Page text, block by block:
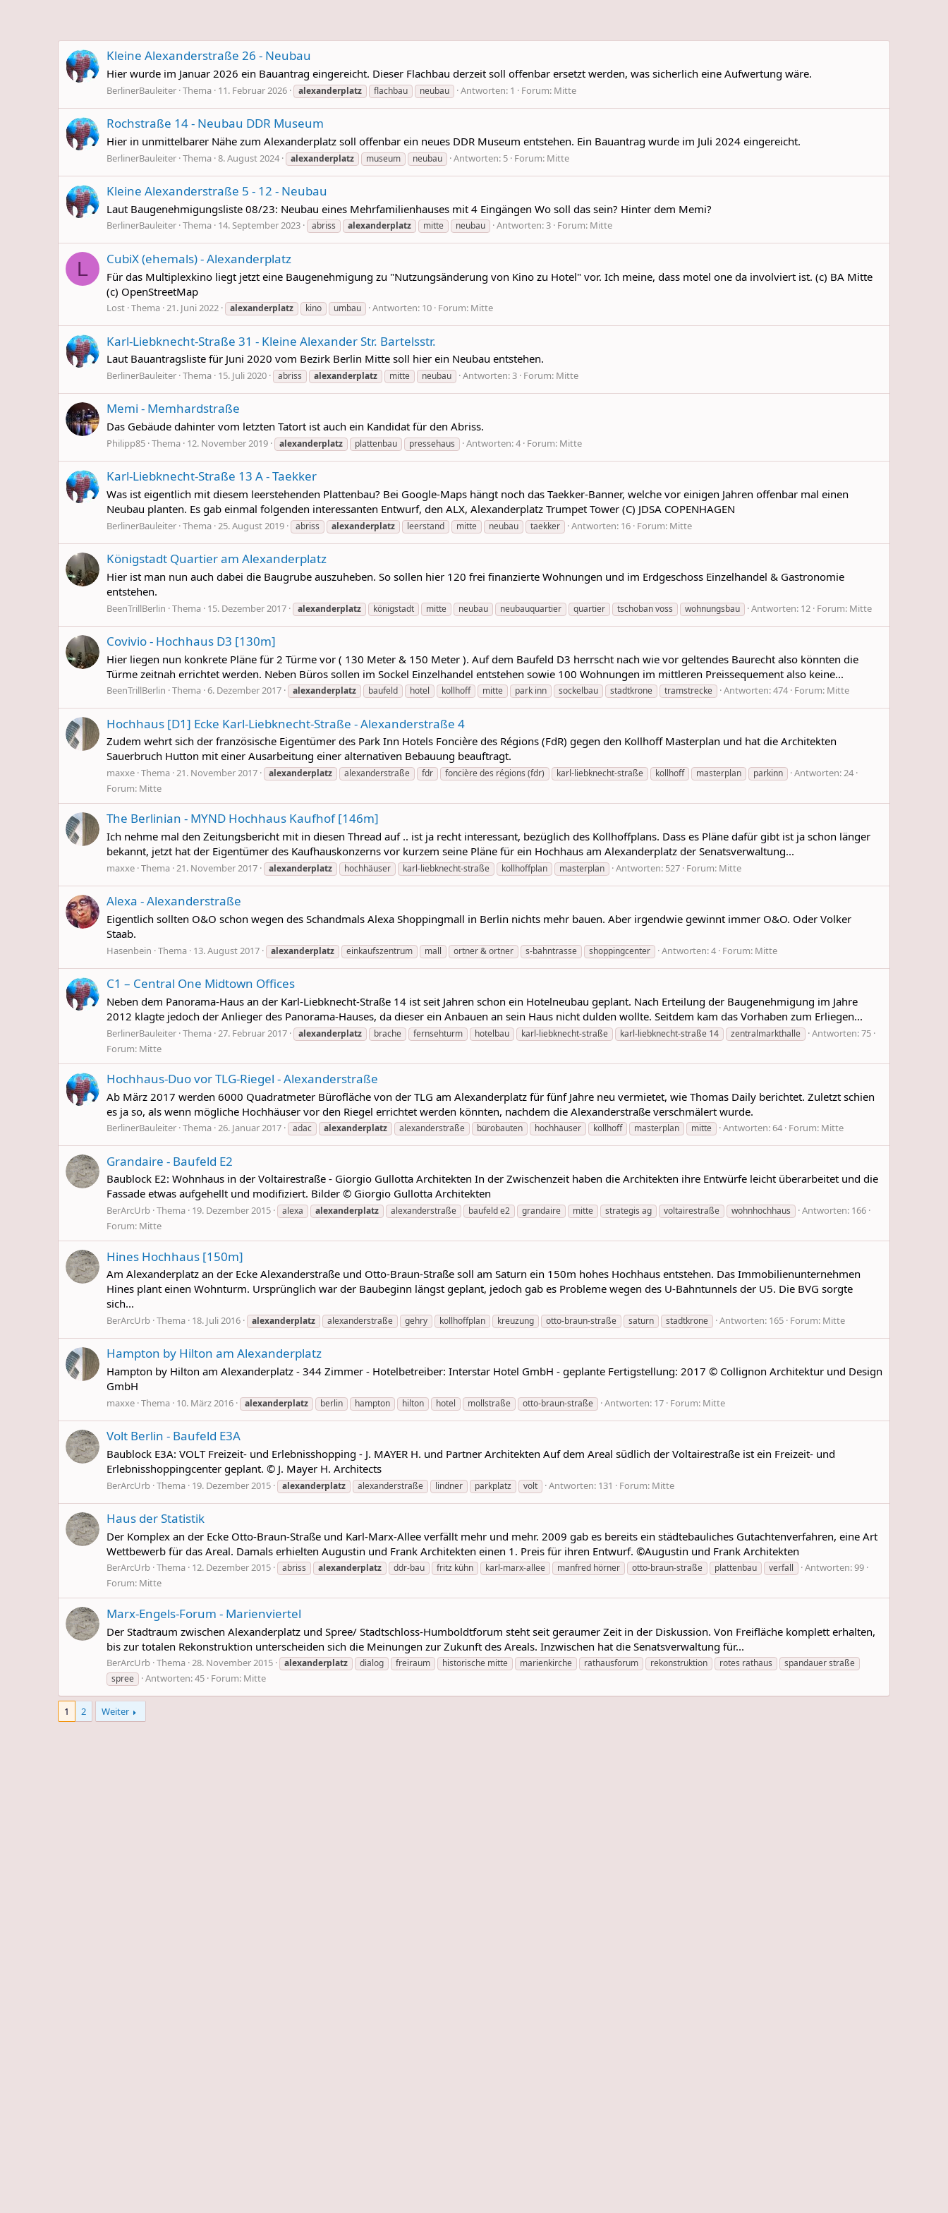
Kleine Alexanderstraße 26 - Neubau
Hier wurde im Januar 2026 ein Bauantrag eingereicht. Dieser Flachbau derzeit soll offenbar ersetzt werden, was sicherlich eine Aufwertung wäre.
BerlinerBauleiter Thema 11. Februar 2026 alexanderplatz flachbau neubau Antworten: 1 Forum: Mitte
Rochstraße 14 - Neubau DDR Museum
Hier in unmittelbarer Nähe zum Alexanderplatz soll offenbar ein neues DDR Museum entstehen. Ein Bauantrag wurde im Juli 2024 eingereicht.
BerlinerBauleiter Thema 8. August 2024 alexanderplatz museum neubau Antworten: 5 Forum: Mitte
Kleine Alexanderstraße 5 - 12 - Neubau
Laut Baugenehmigungsliste 08/23: Neubau eines Mehrfamilienhauses mit 4 Eingängen Wo soll das sein? Hinter dem Memi?
BerlinerBauleiter Thema 14. September 2023 abriss alexanderplatz mitte neubau Antworten: 3 Forum: Mitte
L CubiX (ehemals) - Alexanderplatz
Für das Multiplexkino liegt jetzt eine Baugenehmigung zu "Nutzungsänderung von Kino zu Hotel" vor. Ich meine, dass motel one da involviert ist. (c) BA Mitte
(c) OpenStreetMap
Lost Thema 21. Juni 2022 alexanderplatz kino umbau Antworten: 10 Forum: Mitte
Karl-Liebknecht-Straße 31 - Kleine Alexander Str. Bartelsstr.
Laut Bauantragsliste für Juni 2020 vom Bezirk Berlin Mitte soll hier ein Neubau entstehen.
BerlinerBauleiter Thema 15. Juli 2020 abriss alexanderplatz mitte neubau Antworten: 3 Forum: Mitte
Memi - Memhardstraße
Das Gebäude dahinter vom letzten Tatort ist auch ein Kandidat für den Abriss.
Philipp85 Thema 12. November 2019 alexanderplatz plattenbau pressehaus Antworten: 4 Forum: Mitte
Karl-Liebknecht-Straße 13 A - Taekker
Was ist eigentlich mit diesem leerstehenden Plattenbau? Bei Google-Maps hängt noch das Taekker-Banner, welche vor einigen Jahren offenbar mal einen
Neubau planten. Es gab einmal folgenden interessanten Entwurf, den ALX, Alexanderplatz Trumpet Tower (C) JDSA COPENHAGEN
BerlinerBauleiter Thema 25. August 2019 abriss alexanderplatz leerstand mitte neubau taekker Antworten: 16 Forum: Mitte
Königstadt Quartier am Alexanderplatz
Hier ist man nun auch dabei die Baugrube auszuheben. So sollen hier 120 frei finanzierte Wohnungen und im Erdgeschoss Einzelhandel & Gastronomie
entstehen.
BeenTrillBerlin Thema 15. Dezember 2017 alexanderplatz königstadt mitte neubau neubauquartier quartier tschoban voss wohnungsbau Antworten: 12 Forum: Mitte
Covivio - Hochhaus D3 [130m]
Hier liegen nun konkrete Pläne für 2 Türme vor ( 130 Meter & 150 Meter ). Auf dem Baufeld D3 herrscht nach wie vor geltendes Baurecht also könnten die
Türme zeitnah errichtet werden. Neben Büros sollen im Sockel Einzelhandel entstehen sowie 100 Wohnungen im mittleren Preissequement also keine...
BeenTrillBerlin Thema 6. Dezember 2017 alexanderplatz baufeld hotel kollhoff mitte park inn sockelbau stadtkrone tramstrecke Antworten: 474 Forum: Mitte
Hochhaus [D1] Ecke Karl-Liebknecht-Straße - Alexanderstraße 4
Zudem wehrt sich der französische Eigentümer des Park Inn Hotels Foncière des Régions (FdR) gegen den Kollhoff Masterplan und hat die Architekten
Sauerbruch Hutton mit einer Ausarbeitung einer alternativen Bebauung beauftragt.
maxxe Thema 21. November 2017 alexanderplatz alexanderstraße fdr foncière des régions (fdr) karl-liebknecht-straße kollhoff masterplan parkinn
Antworten: 24
Forum: Mitte
The Berlinian - MYND Hochhaus Kaufhof [146m]
Ich nehme mal den Zeitungsbericht mit in diesen Thread auf .. ist ja recht interessant, bezüglich des Kollhoffplans. Dass es Pläne dafür gibt ist ja schon länger
bekannt, jetzt hat der Eigentümer des Kaufhauskonzerns vor kurzem seine Pläne für ein Hochhaus am Alexanderplatz der Senatsverwaltung...
maxxe Thema 21. November 2017 alexanderplatz hochhäuser karl-liebknecht-straße kollhoffplan masterplan Antworten: 527 Forum: Mitte
Alexa - Alexanderstraße
Eigentlich sollten O&O schon wegen des Schandmals Alexa Shoppingmall in Berlin nichts mehr bauen. Aber irgendwie gewinnt immer O&O. Oder Volker
Staab.
Hasenbein Thema 13. August 2017 alexanderplatz einkaufszentrum mall ortner & ortner s-bahntrasse shoppingcenter Antworten: 4 Forum: Mitte
C1 – Central One Midtown Offices
Neben dem Panorama-Haus an der Karl-Liebknecht-Straße 14 ist seit Jahren schon ein Hotelneubau geplant. Nach Erteilung der Baugenehmigung im Jahre
2012 klagte jedoch der Anlieger des Panorama-Hauses, da dieser ein Anbauen an sein Haus nicht dulden wollte. Seitdem kam das Vorhaben zum Erliegen...
BerlinerBauleiter Thema 27. Februar 2017 alexanderplatz brache fernsehturm hotelbau karl-liebknecht-straße karl-liebknecht-straße 14 zentralmarkthalle
Antworten: 75
Forum: Mitte
Hochhaus-Duo vor TLG-Riegel - Alexanderstraße
Ab März 2017 werden 6000 Quadratmeter Bürofläche von der TLG am Alexanderplatz für fünf Jahre neu vermietet, wie Thomas Daily berichtet. Zuletzt schien
es ja so, als wenn mögliche Hochhäuser vor den Riegel errichtet werden könnten, nachdem die Alexanderstraße verschmälert wurde.
BerlinerBauleiter Thema 26. Januar 2017 adac alexanderplatz alexanderstraße bürobauten hochhäuser kollhoff masterplan mitte Antworten: 64 Forum: Mitte
Grandaire - Baufeld E2
Baublock E2: Wohnhaus in der Voltairestraße - Giorgio Gullotta Architekten In der Zwischenzeit haben die Architekten ihre Entwürfe leicht überarbeitet und die
Fassade etwas aufgehellt und modifiziert. Bilder © Giorgio Gullotta Architekten
BerArcUrb Thema 19. Dezember 2015 alexa alexanderplatz alexanderstraße baufeld e2 grandaire mitte strategis ag voltairestraße wohnhochhaus
Antworten: 166
Forum: Mitte
Hines Hochhaus [150m]
Am Alexanderplatz an der Ecke Alexanderstraße und Otto-Braun-Straße soll am Saturn ein 150m hohes Hochhaus entstehen. Das Immobilienunternehmen
Hines plant einen Wohnturm. Ursprünglich war der Baubeginn längst geplant, jedoch gab es Probleme wegen des U-Bahntunnels der U5. Die BVG sorgte
sich...
BerArcUrb Thema 18. Juli 2016 alexanderplatz alexanderstraße gehry kollhoffplan kreuzung otto-braun-straße saturn stadtkrone Antworten: 165 Forum: Mitte
Hampton by Hilton am Alexanderplatz
Hampton by Hilton am Alexanderplatz - 344 Zimmer - Hotelbetreiber: Interstar Hotel GmbH - geplante Fertigstellung: 2017 © Collignon Architektur und Design
GmbH
maxxe Thema 10. März 2016 alexanderplatz berlin hampton hilton hotel mollstraße otto-braun-straße Antworten: 17 Forum: Mitte
Volt Berlin - Baufeld E3A
Baublock E3A: VOLT Freizeit- und Erlebnisshopping - J. MAYER H. und Partner Architekten Auf dem Areal südlich der Voltairestraße ist ein Freizeit- und
Erlebnisshoppingcenter geplant. © J. Mayer H. Architects
BerArcUrb Thema 19. Dezember 2015 alexanderplatz alexanderstraße lindner parkplatz volt Antworten: 131 Forum: Mitte
Haus der Statistik
Der Komplex an der Ecke Otto-Braun-Straße und Karl-Marx-Allee verfällt mehr und mehr. 2009 gab es bereits ein städtebauliches Gutachtenverfahren, eine Art
Wettbewerb für das Areal. Damals erhielten Augustin und Frank Architekten einen 1. Preis für ihren Entwurf. ©Augustin und Frank Architekten
BerArcUrb Thema 12. Dezember 2015 abriss alexanderplatz ddr-bau fritz kühn karl-marx-allee manfred hörner otto-braun-straße plattenbau verfall
Antworten: 99
Forum: Mitte
Marx-Engels-Forum - Marienviertel
Der Stadtraum zwischen Alexanderplatz und Spree/ Stadtschloss-Humboldtforum steht seit geraumer Zeit in der Diskussion. Von Freifläche komplett erhalten,
bis zur totalen Rekonstruktion unterscheiden sich die Meinungen zur Zukunft des Areals. Inzwischen hat die Senatsverwaltung für...
BerArcUrb Thema 28. November 2015 alexanderplatz dialog freiraum historische mitte marienkirche rathausforum rekonstruktion rotes rathaus
spandauer straße
spree
Antworten: 45 Forum: Mitte
1 2 Weiter